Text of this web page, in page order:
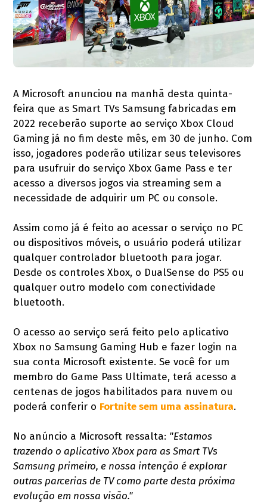
A Microsoft anunciou na manhã desta quinta-
feira que as Smart TVs Samsung fabricadas em
2022 receberão suporte ao serviço Xbox Cloud
Gaming já no fim deste mês, em 30 de junho. Com
isso, jogadores poderão utilizar seus televisores
para usufruir do serviço Xbox Game Pass e ter
acesso a diversos jogos via streaming sem a
necessidade de adquirir um PC ou console.
Assim como já é feito ao acessar o serviço no PC
ou dispositivos móveis, o usuário poderá utilizar
qualquer controlador bluetooth para jogar.
Desde os controles Xbox, o DualSense do PS5 ou
qualquer outro modelo com conectividade
bluetooth.
O acesso ao serviço será feito pelo aplicativo
Xbox no Samsung Gaming Hub e fazer login na
sua conta Microsoft existente. Se você for um
membro do Game Pass Ultimate, terá acesso a
centenas de jogos habilitados para nuvem ou
poderá conferir o Fortnite sem uma assinatura.
No anúncio a Microsoft ressalta: "Estamos
trazendo o aplicativo Xbox para as Smart TVs
Samsung primeiro, e nossa intenção é explorar
outras parcerias de TV como parte desta próxima
evolução em nossa visão."